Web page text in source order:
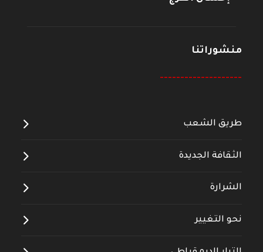
منشوراتنا
--------------------
طريق الشعب
الثقافة الجديدة
الشرارة
نحو التغيير